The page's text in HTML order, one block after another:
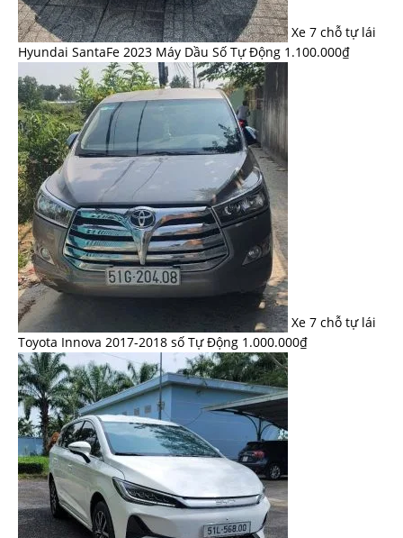
Xe 7 chỗ tự lái
Hyundai SantaFe 2023 Máy Dầu Số Tự Động 1.100.000₫
Xe 7 chỗ tự lái
Toyota Innova 2017-2018 số Tự Động 1.000.000₫